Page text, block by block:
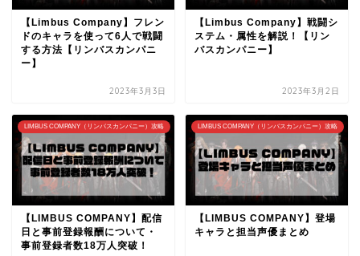
【Limbus Company】フレン
ドのキャラを使って6人で戦闘
する方法【リンバスカンパニ
ー】
2023年3月3日
【Limbus Company】戦闘シ
ステム・属性を解説！【リン
バスカンパニー】
2023年3月2日
LIMBUS COMPANY（リンバスカンパニー）攻略
【LIMBUS COMPANY】配信
日と事前登録報酬について・
事前登録者数18万人突破！
LIMBUS COMPANY（リンバスカンパニー）攻略
【LIMBUS COMPANY】登場
キャラと担当声優まとめ